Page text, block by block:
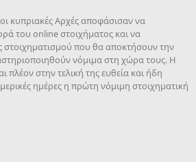
κυπριακές Αρχές αποφάσισαν να
του online στοιχήματος και να
στοιχηματισμού που θα αποκτήσουν την
νόμιμα στη χώρα τους. Η
πλέον στην τελική της ευθεία και ήδη
μερικές ημέρες η πρώτη νόμιμη στοιχηματική